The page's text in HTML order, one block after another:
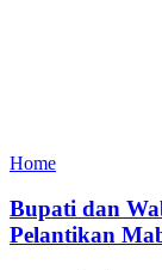
Home
Bupati dan
Pelantikan